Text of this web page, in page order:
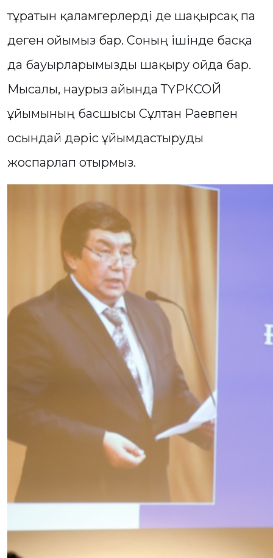
тұратын қаламгерлерді де шақырсақ па
деген ойымыз бар. Соның ішінде басқа
да бауырларымызды шақыру ойда бар.
Мысалы, наурыз айында ТҮРКСОЙ
ұйымының басшысы Сұлтан Раевпен
осындай дәріс ұйымдастыруды
жоспарлап отырмыз.